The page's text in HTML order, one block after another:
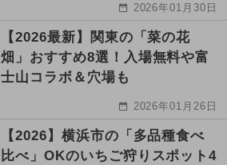
2026年01月30日
【2026最新】関東の「菜の花
畑」おすすめ8選！入場無料や富
士山コラボ＆穴場も
2026年01月26日
【2026】横浜市の「多品種食べ
比べ」OKのいちご狩りスポット4